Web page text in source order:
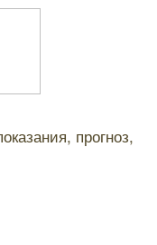
прогноз,